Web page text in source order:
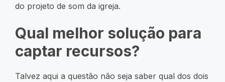
do projeto de som da igreja.
Qual melhor solução para
captar recursos?
Talvez aqui a questão não seja saber qual dos dois